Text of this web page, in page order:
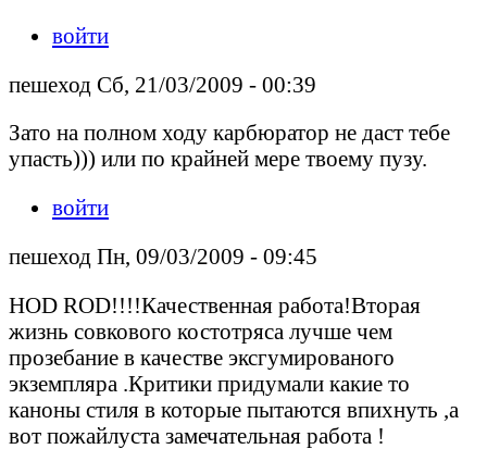
войти
пешеход Сб, 21/03/2009 - 00:39
Зато на полном ходу карбюратор не даст тебе
упасть))) или по крайней мере твоему пузу.
войти
пешеход Пн, 09/03/2009 - 09:45
HOD ROD!!!!Качественная работа!Вторая
жизнь совкового костотряса лучше чем
прозебание в качестве эксгумированого
экземпляра .Критики придумали какие то
каноны стиля в которые пытаются впихнуть ,а
вот пожайлуста замечательная работа !